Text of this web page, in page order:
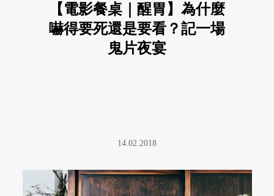
【電影餐桌｜醒胃】為什麼
嚇得要死還是要看？記一場
鬼片夜宴
14.02.2018